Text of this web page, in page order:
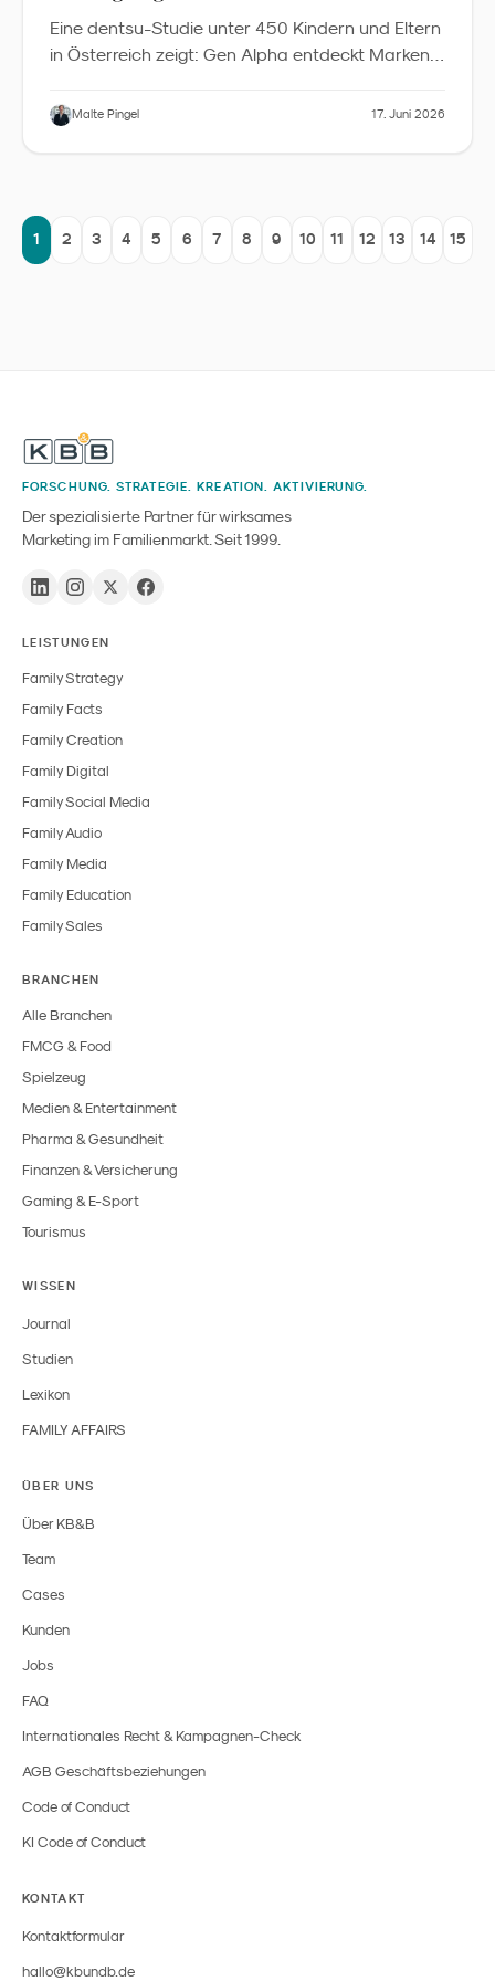
Eine dentsu-Studie unter 450 Kindern und Eltern
in Österreich zeigt: Gen Alpha entdeckt Marken
weit über Spielzeug hinaus und erwartet von
Malte Pingel 17. Juni 2026
1 2 3 4 5 6 7 8 9 10 11 12 13 14 15
FORSCHUNG. STRATEGIE. KREATION. AKTIVIERUNG.
Der spezialisierte Partner für wirksames
Marketing im Familienmarkt. Seit 1999.
LEISTUNGEN
Family Strategy
Family Facts
Family Creation
Family Digital
Family Social Media
Family Audio
Family Media
Family Education
Family Sales
BRANCHEN
Alle Branchen
FMCG & Food
Spielzeug
Medien & Entertainment
Pharma & Gesundheit
Finanzen & Versicherung
Gaming & E-Sport
Tourismus
WISSEN
Journal
Studien
Lexikon
FAMILY AFFAIRS
ÜBER UNS
Über KB&B
Team
Cases
Kunden
Jobs
FAQ
Internationales Recht & Kampagnen-Check
AGB Geschäftsbeziehungen
Code of Conduct
KI Code of Conduct
KONTAKT
Kontaktformular
hallo@kbundb.de